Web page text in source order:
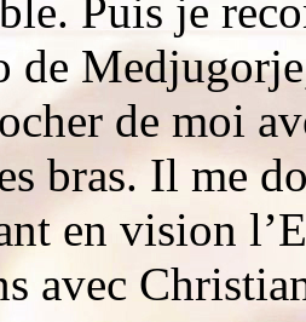
Puis je
de
de moi
bras. Il me
en vision
avec